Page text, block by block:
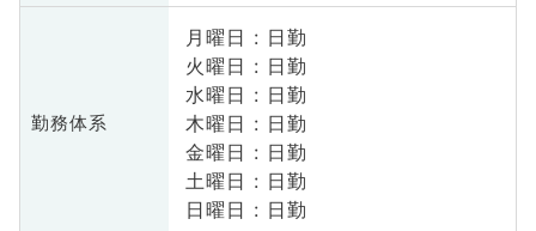
勤務体系
月曜日 : 日勤
火曜日 : 日勤
水曜日 : 日勤
木曜日 : 日勤
金曜日 : 日勤
土曜日 : 日勤
日曜日 : 日勤